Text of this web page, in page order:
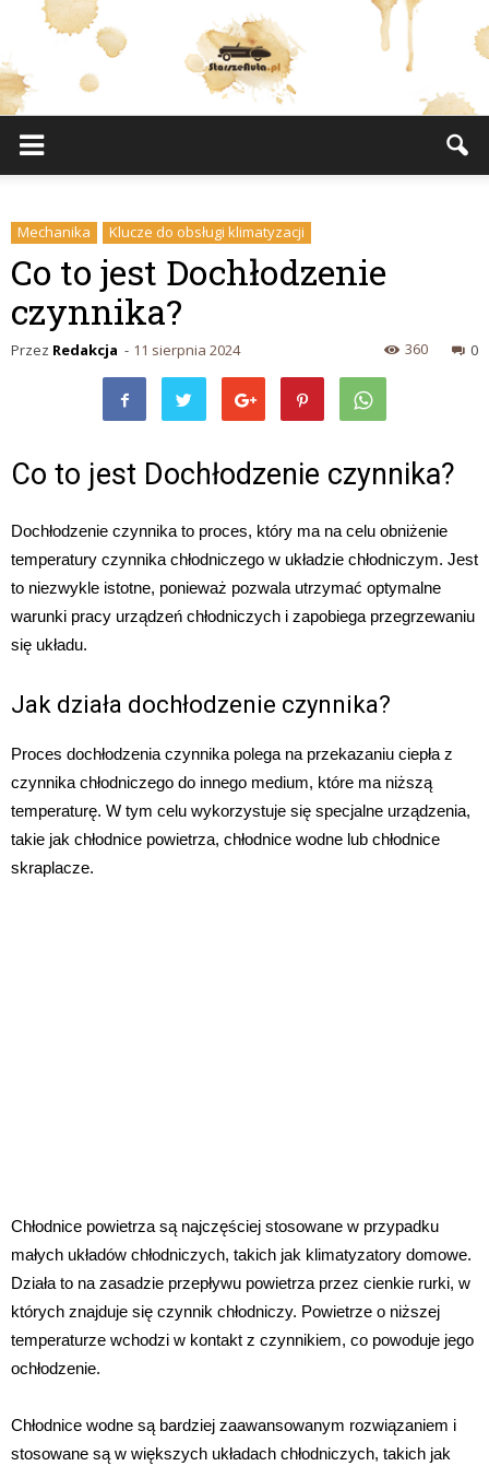
Mechanika Klucze do obsługi klimatyzacji
Co to jest Dochłodzenie
czynnika?
Przez Redakcja - 11 sierpnia 2024 0
360
Co to jest Dochłodzenie czynnika?
Dochłodzenie czynnika to proces, który ma na celu obniżenie
temperatury czynnika chłodniczego w układzie chłodniczym. Jest
to niezwykle istotne, ponieważ pozwala utrzymać optymalne
warunki pracy urządzeń chłodniczych i zapobiega przegrzewaniu
się układu.
Jak działa dochłodzenie czynnika?
Proces dochłodzenia czynnika polega na przekazaniu ciepła z
czynnika chłodniczego do innego medium, które ma niższą
temperaturę. W tym celu wykorzystuje się specjalne urządzenia,
takie jak chłodnice powietrza, chłodnice wodne lub chłodnice
skraplacze.
Chłodnice powietrza są najczęściej stosowane w przypadku
małych układów chłodniczych, takich jak klimatyzatory domowe.
Działa to na zasadzie przepływu powietrza przez cienkie rurki, w
których znajduje się czynnik chłodniczy. Powietrze o niższej
temperaturze wchodzi w kontakt z czynnikiem, co powoduje jego
ochłodzenie.
Chłodnice wodne są bardziej zaawansowanym rozwiązaniem i
stosowane są w większych układach chłodniczych, takich jak